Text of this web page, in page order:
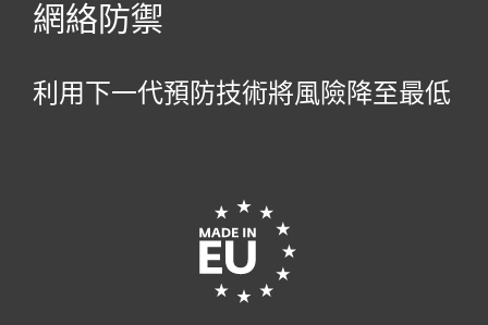
網絡防禦
利用下一代預防技術將風險降至最低